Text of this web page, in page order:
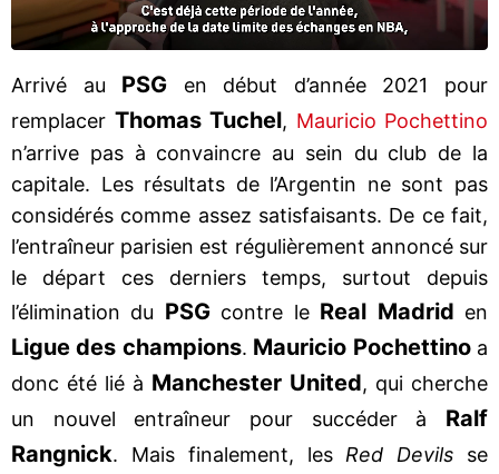
Arrivé au PSG en début d’année 2021 pour
remplacer Thomas Tuchel, Mauricio Pochettino
n’arrive pas à convaincre au sein du club de la
capitale. Les résultats de l’Argentin ne sont pas
considérés comme assez satisfaisants. De ce fait,
l’entraîneur parisien est régulièrement annoncé sur
le départ ces derniers temps, surtout depuis
l’élimination du PSGcontre le Real Madrid en
Ligue des champions. Mauricio Pochettinoa
donc été lié à Manchester United, qui cherche
un nouvel entraîneur pour succéder à Ralf
Rangnick. Mais finalement, les Red Devils se